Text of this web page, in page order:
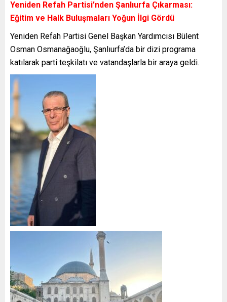
Yeniden Refah Partisi’nden Şanlıurfa Çıkarması:
Eğitim ve Halk Buluşmaları Yoğun İlgi Gördü
Yeniden Refah Partisi Genel Başkan Yardımcısı Bülent
Osman Osmanağaoğlu, Şanlıurfa’da bir dizi programa
katılarak parti teşkilatı ve vatandaşlarla bir araya geldi.